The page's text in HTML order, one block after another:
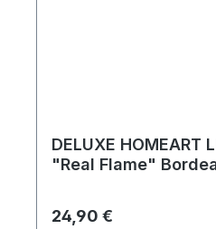
DELUXE HOMEART
"Real Flame"
Regulärer Preis:
24,90 €